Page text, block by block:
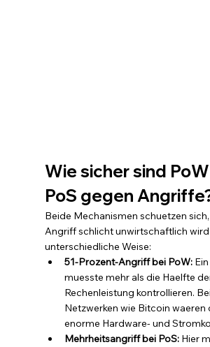
Wie sicher sind
PoS gegen
Beide Mechanismen schuetzen
Angriff schlicht unwirtschaftlich
unterschiedliche Weise:
51-Prozent-Angriff bei PoW:
muesste mehr als die Haelfte
Rechenleistung kontrollieren.
Netzwerken wie Bitcoin waeren
enorme Hardware- und
Mehrheitsangriff bei PoS: Hier